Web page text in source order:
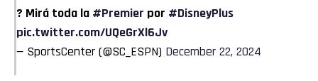
? Mirá toda la #Premier por #DisneyPlus
pic.twitter.com/UQeGrXl6Jv
— SportsCenter (@SC_ESPN) December 22, 2024